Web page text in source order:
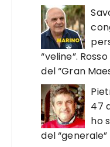
“veline”.
del “Gran
47
ho
del